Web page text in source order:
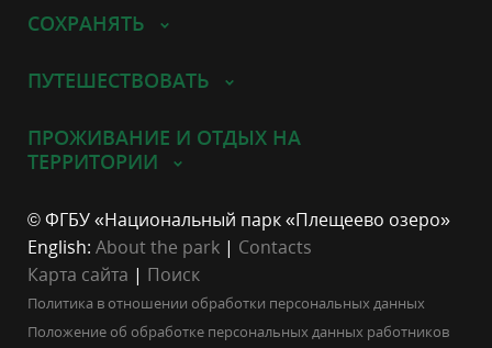
СОХРАНЯТЬ
ПУТЕШЕСТВОВАТЬ
ПРОЖИВАНИЕ И ОТДЫХ НА
ТЕРРИТОРИИ
© ФГБУ «Национальный парк «Плещеево озеро»
English: About the park | Contacts
Карта сайта | Поиск
Политика в отношении обработки персональных данных
Положение об обработке персональных данных работников